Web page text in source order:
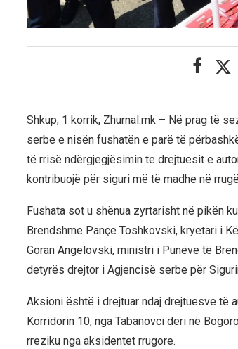
Shkup, 1 korrik, Zhurnal.mk – Në prag të
serbe e nisën fushatën e parë të
të rrisë ndërgjegjësimin te drejtuesit e
kontribuojë për siguri më të madhe në
Fushata sot u shënua zyrtarisht në pikën
Brendshme Pançe Toshkovski, kryetari i
Goran Angelovski, ministri i Punëve të
detyrës drejtor i Agjencisë serbe për
Aksioni është i drejtuar ndaj drejtuesve të
Korridorin 10, nga Tabanovci deri në
rreziku nga aksidentet rrugore.